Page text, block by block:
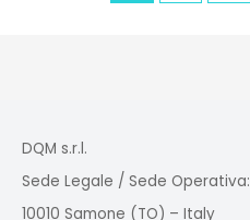
DQM s.r.l.
Sede Legale / Sede Operativa:
10010 Samone (TO) – Italy